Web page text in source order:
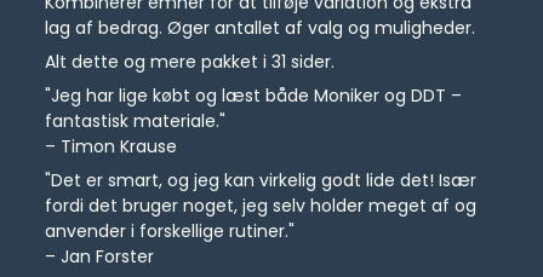
lag af bedrag. Øger antallet af valg og muligheder.
Alt dette og mere pakket i 31 sider.
"Jeg har lige købt og læst både Moniker og DDT –
fantastisk materiale."
– Timon Krause
"Det er smart, og jeg kan virkelig godt lide det! Især
fordi det bruger noget, jeg selv holder meget af og
anvender i forskellige rutiner."
– Jan Forster